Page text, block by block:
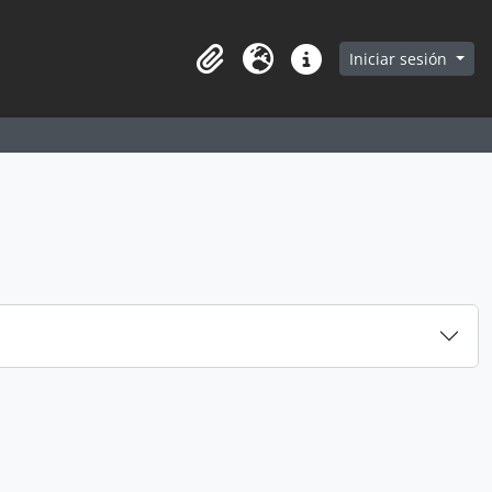
in browse page
Portapapeles
Idioma Enlaces rápidos
Iniciar sesión